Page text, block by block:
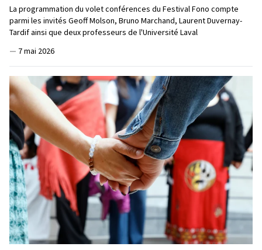
La programmation du volet conférences du Festival Fono compte
parmi les invités Geoff Molson, Bruno Marchand, Laurent Duvernay-
Tardif ainsi que deux professeurs de l'Université Laval
— 7 mai 2026